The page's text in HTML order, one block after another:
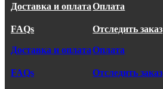
Доставка и оплатаОплата
FAQs
Отследить заказ
Доставка и оплатаОплата
FAQs
Отследить заказ